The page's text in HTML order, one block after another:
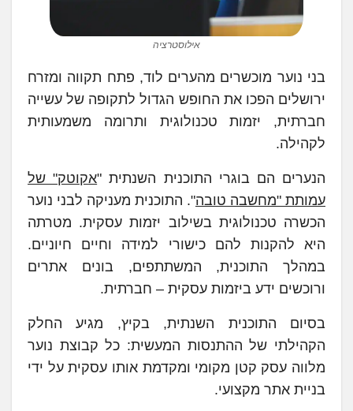
אילוסטרציה
בני נוער מוכשרים מהערים לוד, פתח תקווה ומזרח
ירושלים הפכו את החופש הגדול לתקופה של עשייה
חברתית, יזמות טכנולוגית ותרומה משמעותית
לקהילה.
הנערים הם בוגרי התוכנית השנתית "אקוטק" של
עמותת "מחשבה טובה". התוכנית מעניקה לבני נוער
הכשרה טכנולוגית בשילוב יזמות עסקית. מטרתה
היא להקנות להם כישורי למידה וחיים חיוניים.
במהלך התוכנית, המשתתפים, בונים אתרים
ורוכשים ידע ביזמות עסקית – חברתית.
בסיום התוכנית השנתית, בקיץ, מגיע החלק
הקהילתי של ההתנסות המעשית: כל קבוצת נוער
מלווה עסק קטן מקומי ומקדמת אותו עסקית על ידי
בניית אתר מקצועי.